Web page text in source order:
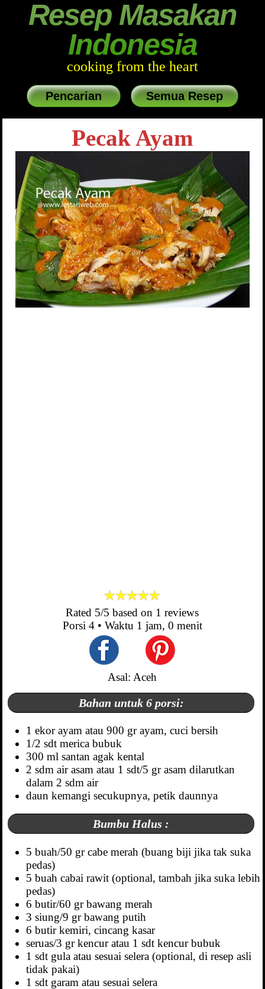
Resep Masakan
Indonesia
cooking from the heart
Pencarian Semua Resep
Pecak Ayam
Rated 5/5 based on 1 reviews
Porsi 4• Waktu 1 jam, 0 menit
Asal: Aceh
Bahan untuk 6 porsi:
1 ekor ayam atau 900 gr ayam, cuci bersih
1/2 sdt merica bubuk
300 ml santan agak kental
2 sdm air asam atau 1 sdt/5 gr asam dilarutkan
dalam 2 sdm air
daun kemangi secukupnya, petik daunnya
Bumbu Halus :
5 buah/50 gr cabe merah (buang biji jika tak suka
pedas)
5 buah cabai rawit (optional, tambah jika suka lebih
pedas)
6 butir/60 gr bawang merah
3 siung/9 gr bawang putih
6 butir kemiri, cincang kasar
seruas/3 gr kencur atau 1 sdt kencur bubuk
1 sdt gula atau sesuai selera (optional, di resep asli
tidak pakai)
1 sdt garam atau sesuai selera